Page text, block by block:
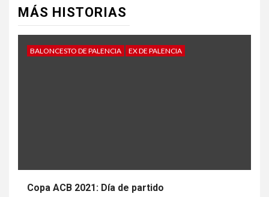
MÁS HISTORIAS
BALONCESTO DE PALENCIA EX DE PALENCIA
Copa ACB 2021: Día de partido